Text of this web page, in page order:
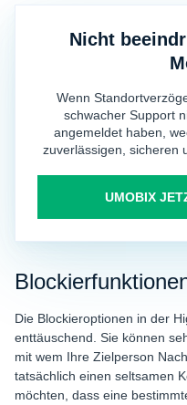
Nicht
Wenn
schwacher Support
angemeldet haben,
zuverlässigen, sicheren
UMOBIX
Die Blockieroptionen in der
enttäuschend. Sie können
mit wem Ihre Zielperson
tatsächlich einen seltsamen
möchten, dass eine